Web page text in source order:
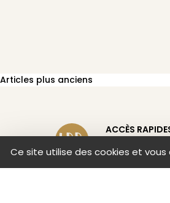
Navigation
articles
Articles plus anciens
ACCÈS
WESPECIALTY
Ce site utilise des cookies et